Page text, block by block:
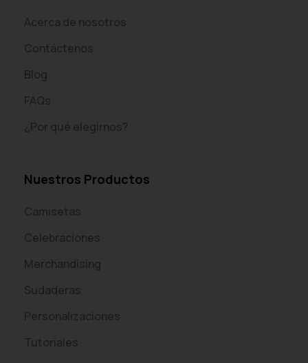
Acerca de nosotros
Contáctenos
Blog
FAQs
¿Por qué elegirnos?
Nuestros Productos
Camisetas
Celebraciones
Merchandising
Sudaderas
Personalizaciones
Tutoriales